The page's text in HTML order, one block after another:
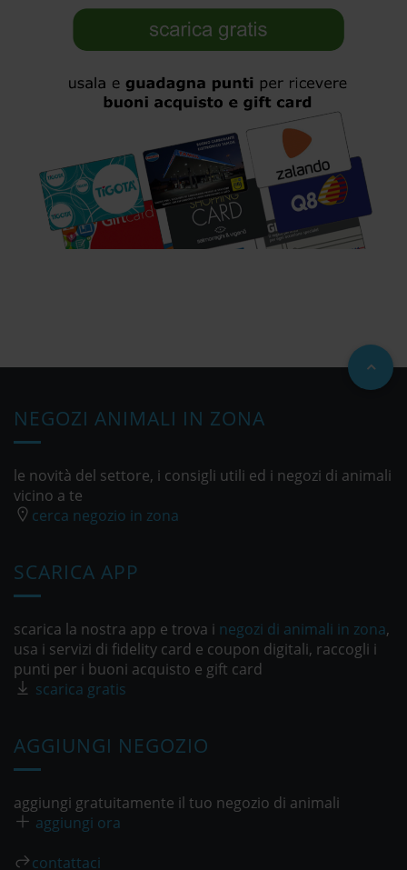
NEGOZI ANIMALI IN ZONA
le novità del settore, i consigli utili ed i negozi di animali
vicino a te
cerca negozio in zona
SCARICA APP
scarica la nostra app e trova i negozi di animali in zona,
usa i servizi di fidelity card e coupon digitali, raccogli i
punti per i buoni acquisto e gift card
scarica gratis
AGGIUNGI NEGOZIO
aggiungi gratuitamente il tuo negozio di animali
aggiungi ora
contattaci